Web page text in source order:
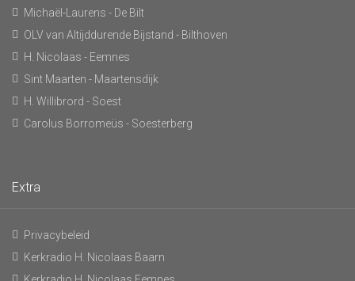
Michaël-Laurens - De Bilt
OLV van Altijddurende Bijstand - Bilthoven
H. Nicolaas - Eemnes
Sint Maarten - Maartensdijk
H. Willibrord - Soest
Carolus Borromeüs - Soesterberg
Extra
Privacybeleid
Kerkradio H. Nicolaas Baarn